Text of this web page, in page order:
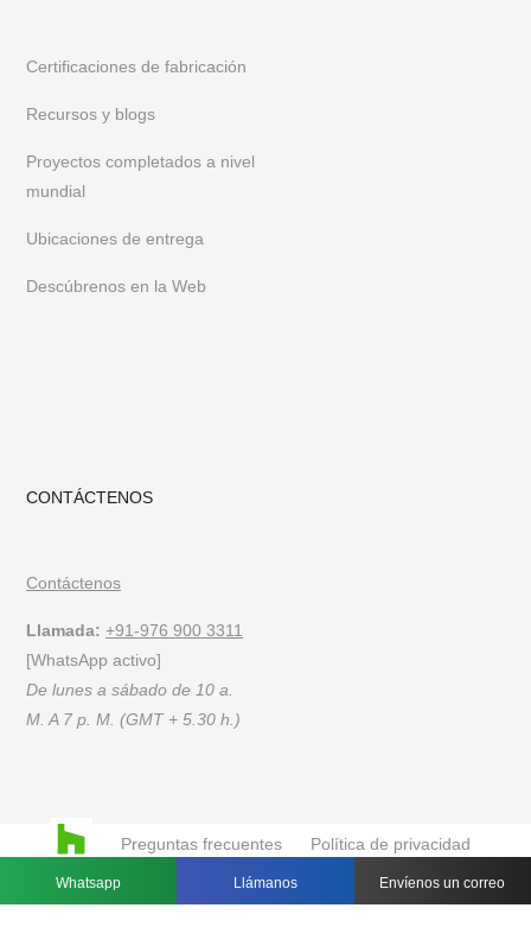
Certificaciones de fabricación
Recursos y blogs
Proyectos completados a nivel
mundial
Ubicaciones de entrega
Descúbrenos en la Web
CONTÁCTENOS
Contáctenos
Llamada: +91-976 900 3311
[WhatsApp activo]
De lunes a sábado de 10 a.
M. A 7 p. M. (GMT + 5.30 h.)
Preguntas frecuentes
Política de privacidad
Términos de Uso
Whatsapp Llámanos Envíenos un correo